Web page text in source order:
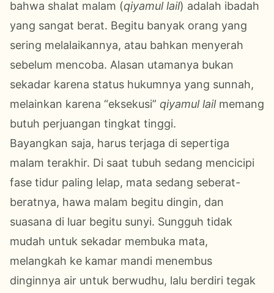
bahwa shalat malam (qiyamul lail) adalah ibadah
yang sangat berat. Begitu banyak orang yang
sering melalaikannya, atau bahkan menyerah
sebelum mencoba. Alasan utamanya bukan
sekadar karena status hukumnya yang sunnah,
melainkan karena “eksekusi” qiyamul lailmemang
butuh perjuangan tingkat tinggi.
Bayangkan saja, harus terjaga di sepertiga
malam terakhir. Di saat tubuh sedang mencicipi
fase tidur paling lelap, mata sedang seberat-
beratnya, hawa malam begitu dingin, dan
suasana di luar begitu sunyi. Sungguh tidak
mudah untuk sekadar membuka mata,
melangkah ke kamar mandi menembus
dinginnya air untuk berwudhu, lalu berdiri tegak